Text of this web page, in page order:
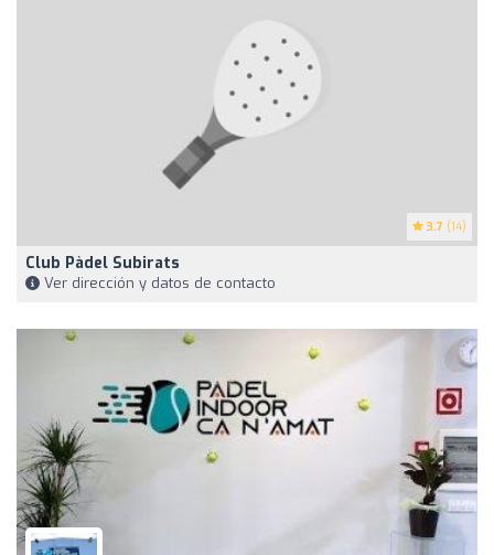
3.7 (14)
Club Pàdel Subirats
Ver dirección y datos de contacto